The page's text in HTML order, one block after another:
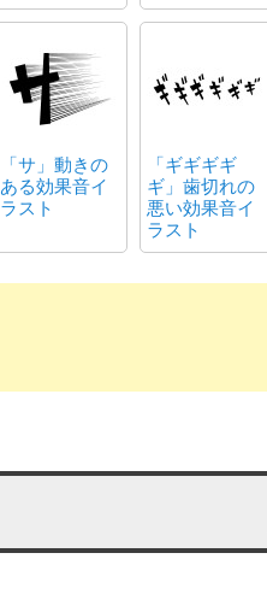
「サ」動きの
ある効果音イ
ラスト
「ギギギギ
ギ」歯切れの
悪い効果音イ
ラスト